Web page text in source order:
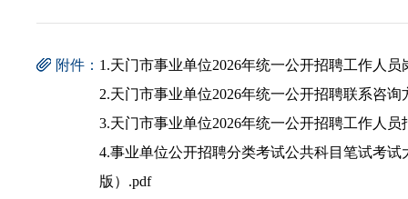
附件： 1.天门市事业单位2026年统一公开招聘工作人员
2.天门市事业单位2026年统一公开招聘联系咨询
3.天门市事业单位2026年统一公开招聘工作人员
4.事业单位公开招聘分类考试公共科目笔试考试
版）.pdf